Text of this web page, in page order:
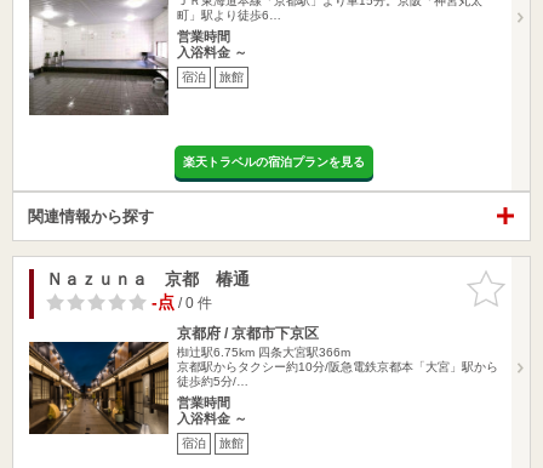
町」駅より徒歩6…
営業時間
入浴料金 ～
宿泊 旅館
楽天トラベルの宿泊プランを見る
関連情報から探す
お気に入
りに追加
Ｎａｚｕｎａ 京都 椿通
-点/ 0 件
京都府 / 京都市下京区
椥辻駅6.75km 四条大宮駅366m
京都駅からタクシー約10分/阪急電鉄京都本「大宮」駅から
徒歩約5分/…
営業時間
入浴料金 ～
宿泊 旅館